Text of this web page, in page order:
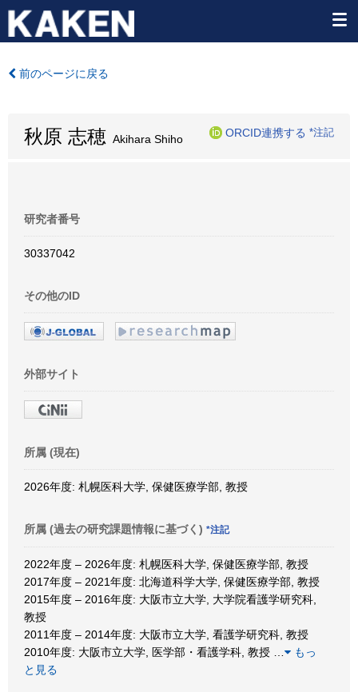
前のページに戻る
秋原 志穂 Akihara Shiho
ORCID連携する *注記
研究者番号
30337042
その他のID
外部サイト
所属 (現在)
2026年度: 札幌医科大学, 保健医療学部, 教授
所属 (過去の研究課題情報に基づく) *注記
2022年度 – 2026年度: 札幌医科大学, 保健医療学部, 教授
2017年度 – 2021年度: 北海道科学大学, 保健医療学部, 教授
2015年度 – 2016年度: 大阪市立大学, 大学院看護学研究科,
教授
2011年度 – 2014年度: 大阪市立大学, 看護学研究科, 教授
2010年度: 大阪市立大学, 医学部・看護学科, 教授
もっ
と見る